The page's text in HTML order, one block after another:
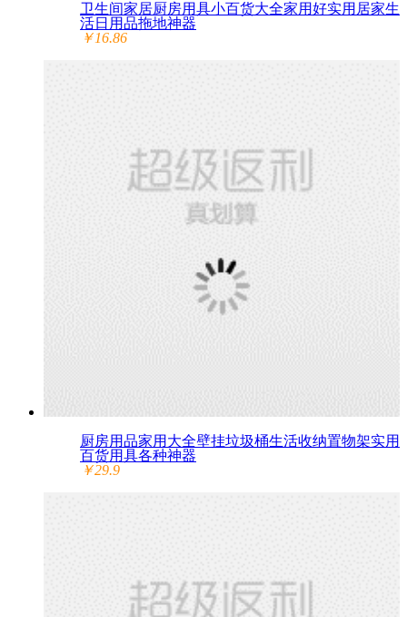
卫生间家居厨房用具小百货大全家用好实用居家生
活日用品拖地神器
￥16.86
厨房用品家用大全壁挂垃圾桶生活收纳置物架实用
百货用具各种神器
￥29.9